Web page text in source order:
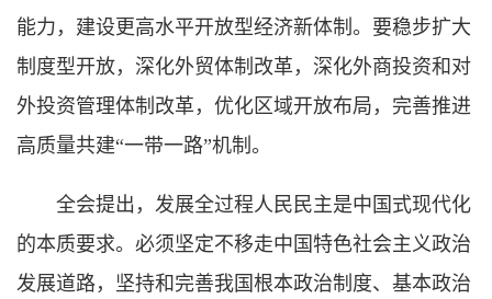
能力，建设更高水平开放型经济新体制。要稳步扩大
制度型开放，深化外贸体制改革，深化外商投资和对
外投资管理体制改革，优化区域开放布局，完善推进
高质量共建“一带一路”机制。
全会提出，发展全过程人民民主是中国式现代化
的本质要求。必须坚定不移走中国特色社会主义政治
发展道路，坚持和完善我国根本政治制度、基本政治